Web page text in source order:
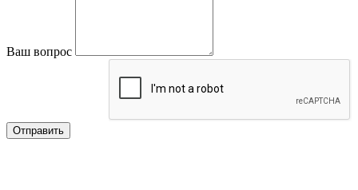
Ваш вопрос
Отправить